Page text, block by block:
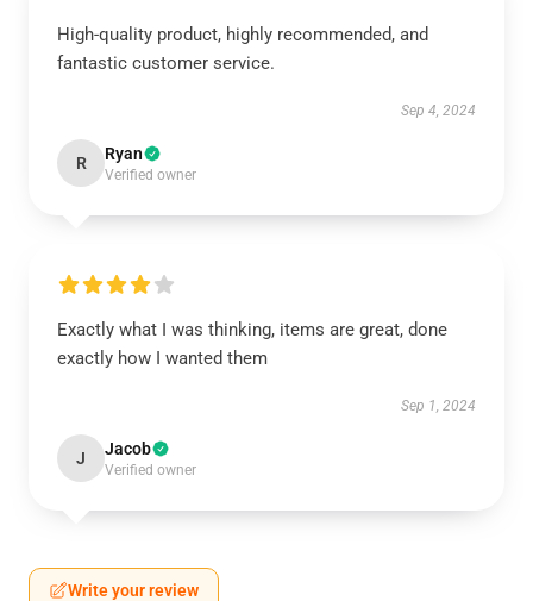
High-quality product, highly recommended, and
fantastic customer service.
Sep 4, 2024
R Ryan
Verified owner
Exactly what I was thinking, items are great, done
exactly how I wanted them
Sep 1, 2024
J Jacob
Verified owner
Write your review